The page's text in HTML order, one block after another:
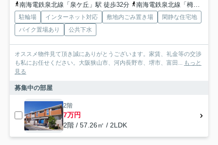
南海電鉄泉北線「泉ケ丘」駅 徒歩32分
南海電鉄泉北線「栂・美木多」駅 徒歩40分
駐輪場 インターネット対応 敷地内ごみ置き場
閑静な住宅地
バイク置場あり
公共下水
オススメ物件見て頂き誠にありがとうございます。家賃、礼金等の交渉
も私にお任せください。大阪狭山市、河内長野市、堺市、富田...
もっと
見る
募集中の部屋
2階
7万円
2階 / 57.26㎡ / 2LDK